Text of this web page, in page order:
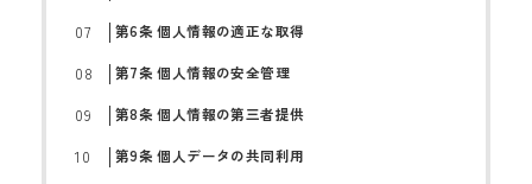
第6条 個人情報の適正な取得
第7条 個人情報の安全管理
第8条 個人情報の第三者提供
第9条 個人データの共同利用